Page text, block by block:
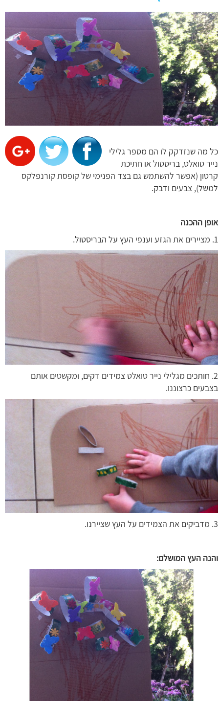
כל מה שנזדקק לו הם מספר גלילי
נייר טואלט, בריסטול או חתיכת
קרטון (אפשר להשתמש גם בצד הפנימי של קופסת קורנפלקס
למשל), צבעים ודבק.
אופן ההכנה
1. מציירים את הגזע וענפי העץ על הבריסטול.
2. חותכים מגלילי נייר טואלט צמידים דקים, ומקשטים אותם
בצבעים כרצוננו.
3. מדביקים את הצמידים על העץ שציירנו.
והנה העץ המושלם: